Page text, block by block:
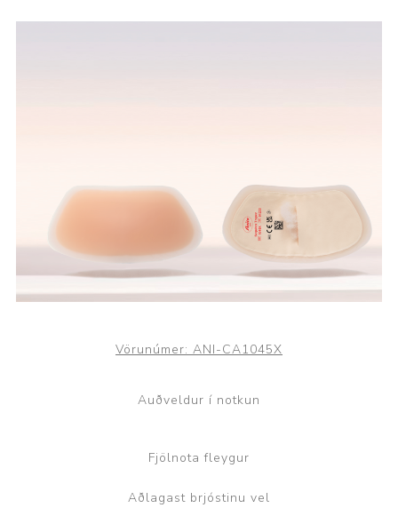
Vörunúmer: ANI-CA1045X
Auðveldur í notkun
Fjölnota fleygur
Aðlagast brjóstinu vel